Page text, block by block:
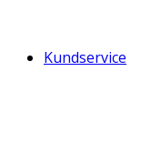
Kundservice